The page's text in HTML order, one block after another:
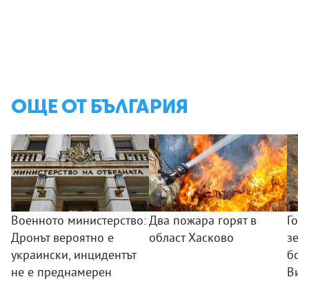
ОЩЕ ОТ БЪЛГАРИЯ
Военното министерство:
Дронът вероятно е
украински, инцидентът
не е преднамерен
Два пожара горят в
област Хасково